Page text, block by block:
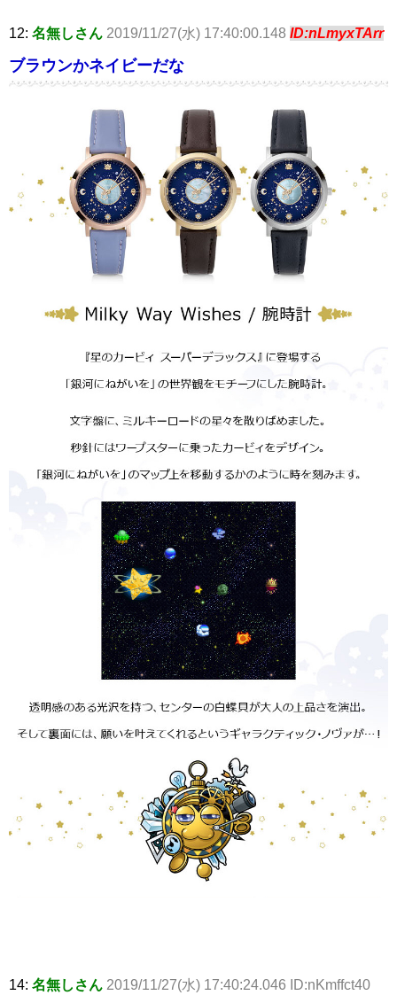
12: 名無しさん 2019/11/27(水) 17:40:00.148 ID:nLmyxTArr
ブラウンかネイビーだな
14: 名無しさん 2019/11/27(水) 17:40:24.046 ID:nKmffct40